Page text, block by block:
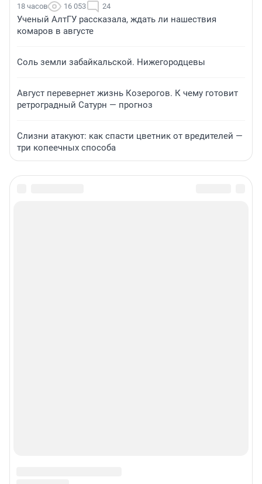
18 часов 16 053 24
Ученый АлтГУ рассказала, ждать ли нашествия
комаров в августе
Соль земли забайкальской. Нижегородцевы
Август перевернет жизнь Козерогов. К чему готовит
ретроградный Сатурн — прогноз
Слизни атакуют: как спасти цветник от вредителей —
три копеечных способа